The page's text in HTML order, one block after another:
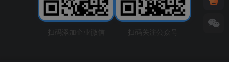
扫码添加企业微信 扫码关注公众号